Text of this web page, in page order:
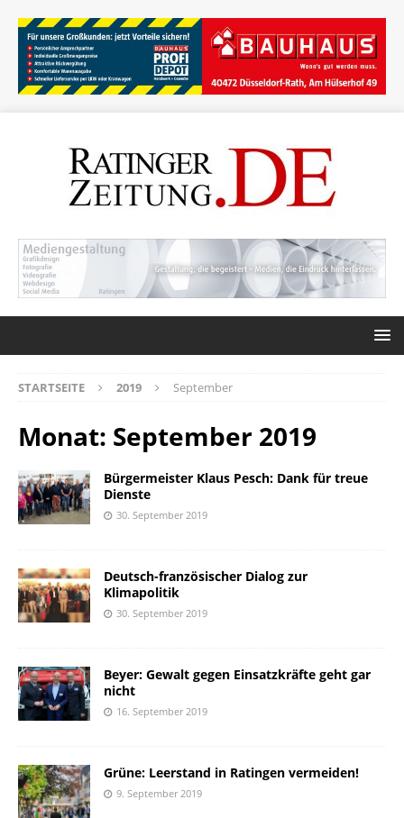
STARTSEITE 2019 September
Monat: September 2019
Bürgermeister Klaus Pesch: Dank für treue
Dienste
30. September 2019
Deutsch-französischer Dialog zur
Klimapolitik
30. September 2019
Beyer: Gewalt gegen Einsatzkräfte geht gar
nicht
16. September 2019
Grüne: Leerstand in Ratingen vermeiden!
9. September 2019